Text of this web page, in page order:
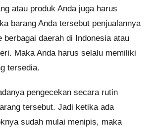
atau produk Anda juga harus
barang Anda tersebut penjualannya
berbagai daerah di Indonesia atau
Maka Anda harus selalu memiliki
tersedia.
pengecekan secara rutin
tersebut. Jadi ketika ada
sudah mulai menipis, maka